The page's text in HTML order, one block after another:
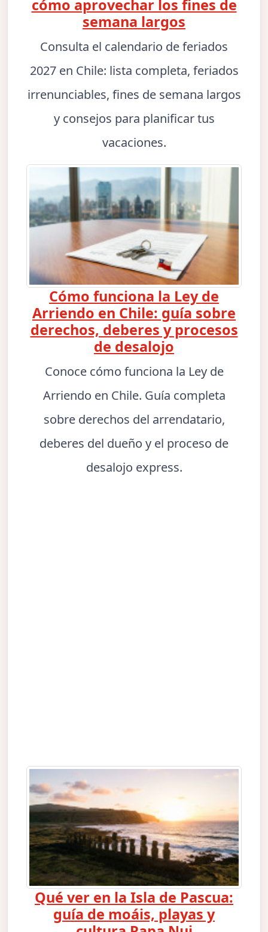
cómo aprovechar los fines de
semana largos
Consulta el calendario de feriados
2027 en Chile: lista completa, feriados
irrenunciables, fines de semana largos
y consejos para planificar tus
vacaciones.
Cómo funciona la Ley de
Arriendo en Chile: guía sobre
derechos, deberes y procesos
de desalojo
Conoce cómo funciona la Ley de
Arriendo en Chile. Guía completa
sobre derechos del arrendatario,
deberes del dueño y el proceso de
desalojo express.
Qué ver en la Isla de Pascua:
guía de moáis, playas y